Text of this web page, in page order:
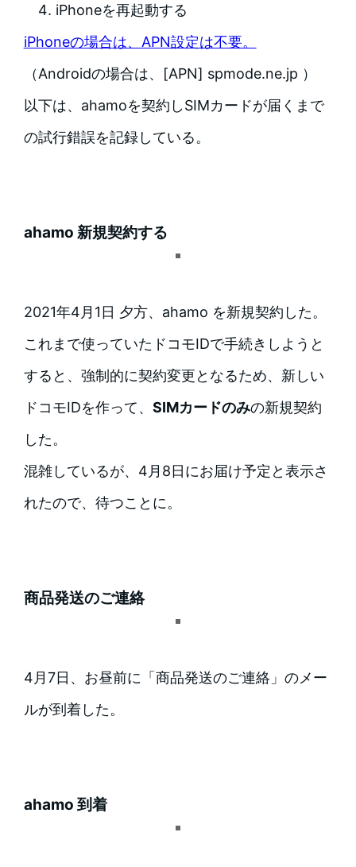
iPhoneを再起動する
iPhoneの場合は、APN設定は不要。
（Androidの場合は、[APN] spmode.ne.jp ）
以下は、ahamoを契約しSIMカードが届くまで
の試行錯誤を記録している。
ahamo 新規契約する
2021年4月1日 夕方、ahamo を新規契約した。
これまで使っていたドコモIDで手続きしようと
すると、強制的に契約変更となるため、新しい
ドコモIDを作って、 SIMカードのみの新規契約
した。
混雑しているが、4月8日にお届け予定と表示さ
れたので、待つことに。
商品発送のご連絡
4月7日、お昼前に「商品発送のご連絡」のメー
ルが到着した。
ahamo 到着